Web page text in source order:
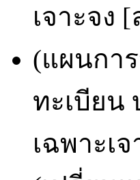
เจาะจง
(แผนกา
ทะเบียน
เฉพาะเ